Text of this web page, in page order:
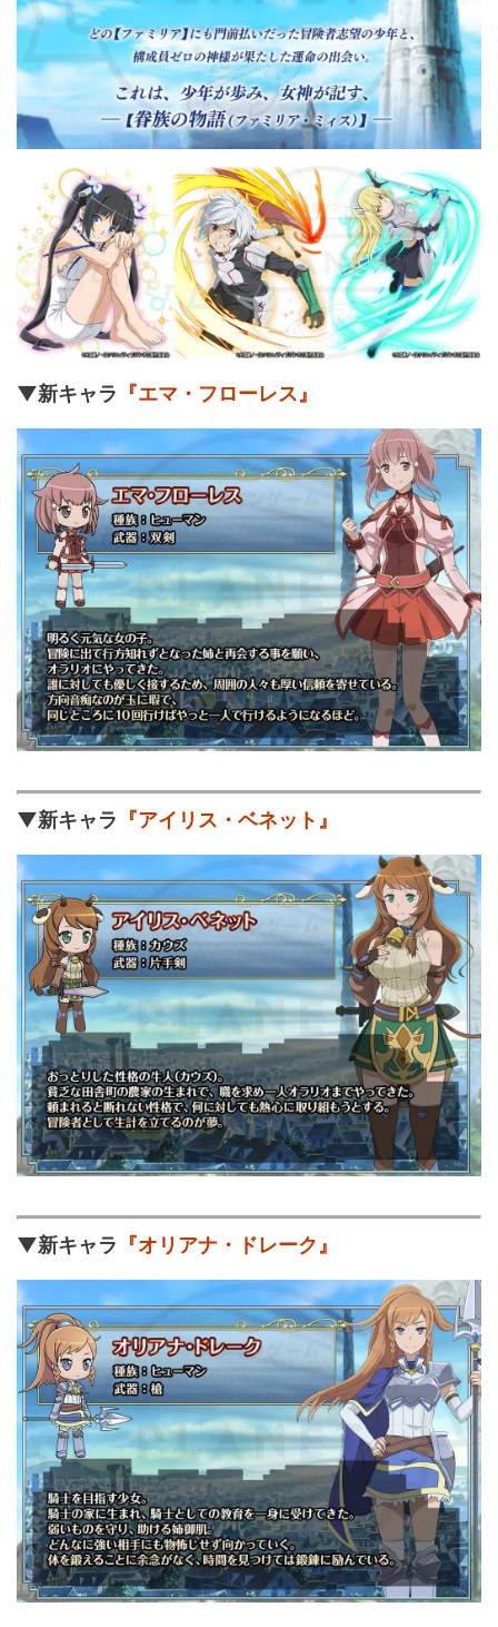
▼新キャラ 『エマ・フローレス』
▼新キャラ 『アイリス・ベネット』
▼新キャラ 『オリアナ・ドレーク』